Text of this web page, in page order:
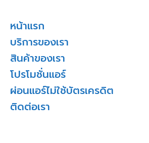
หน้าแรก
บริการของเรา
สินค้าของเรา
โปรโมชั่นแอร์
ผ่อนแอร์ไม่ใช้บัตรเครดิต
ติดต่อเรา